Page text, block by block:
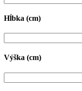
Hĺbka (cm)
Výška (cm)